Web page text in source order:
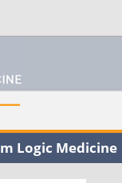
Logic Medicine